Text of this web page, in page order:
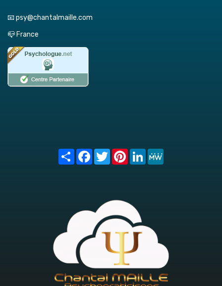
📧 psy@chantalmaille.com
📪 France
Share FacebookTwitterPinterest
LinkedIn